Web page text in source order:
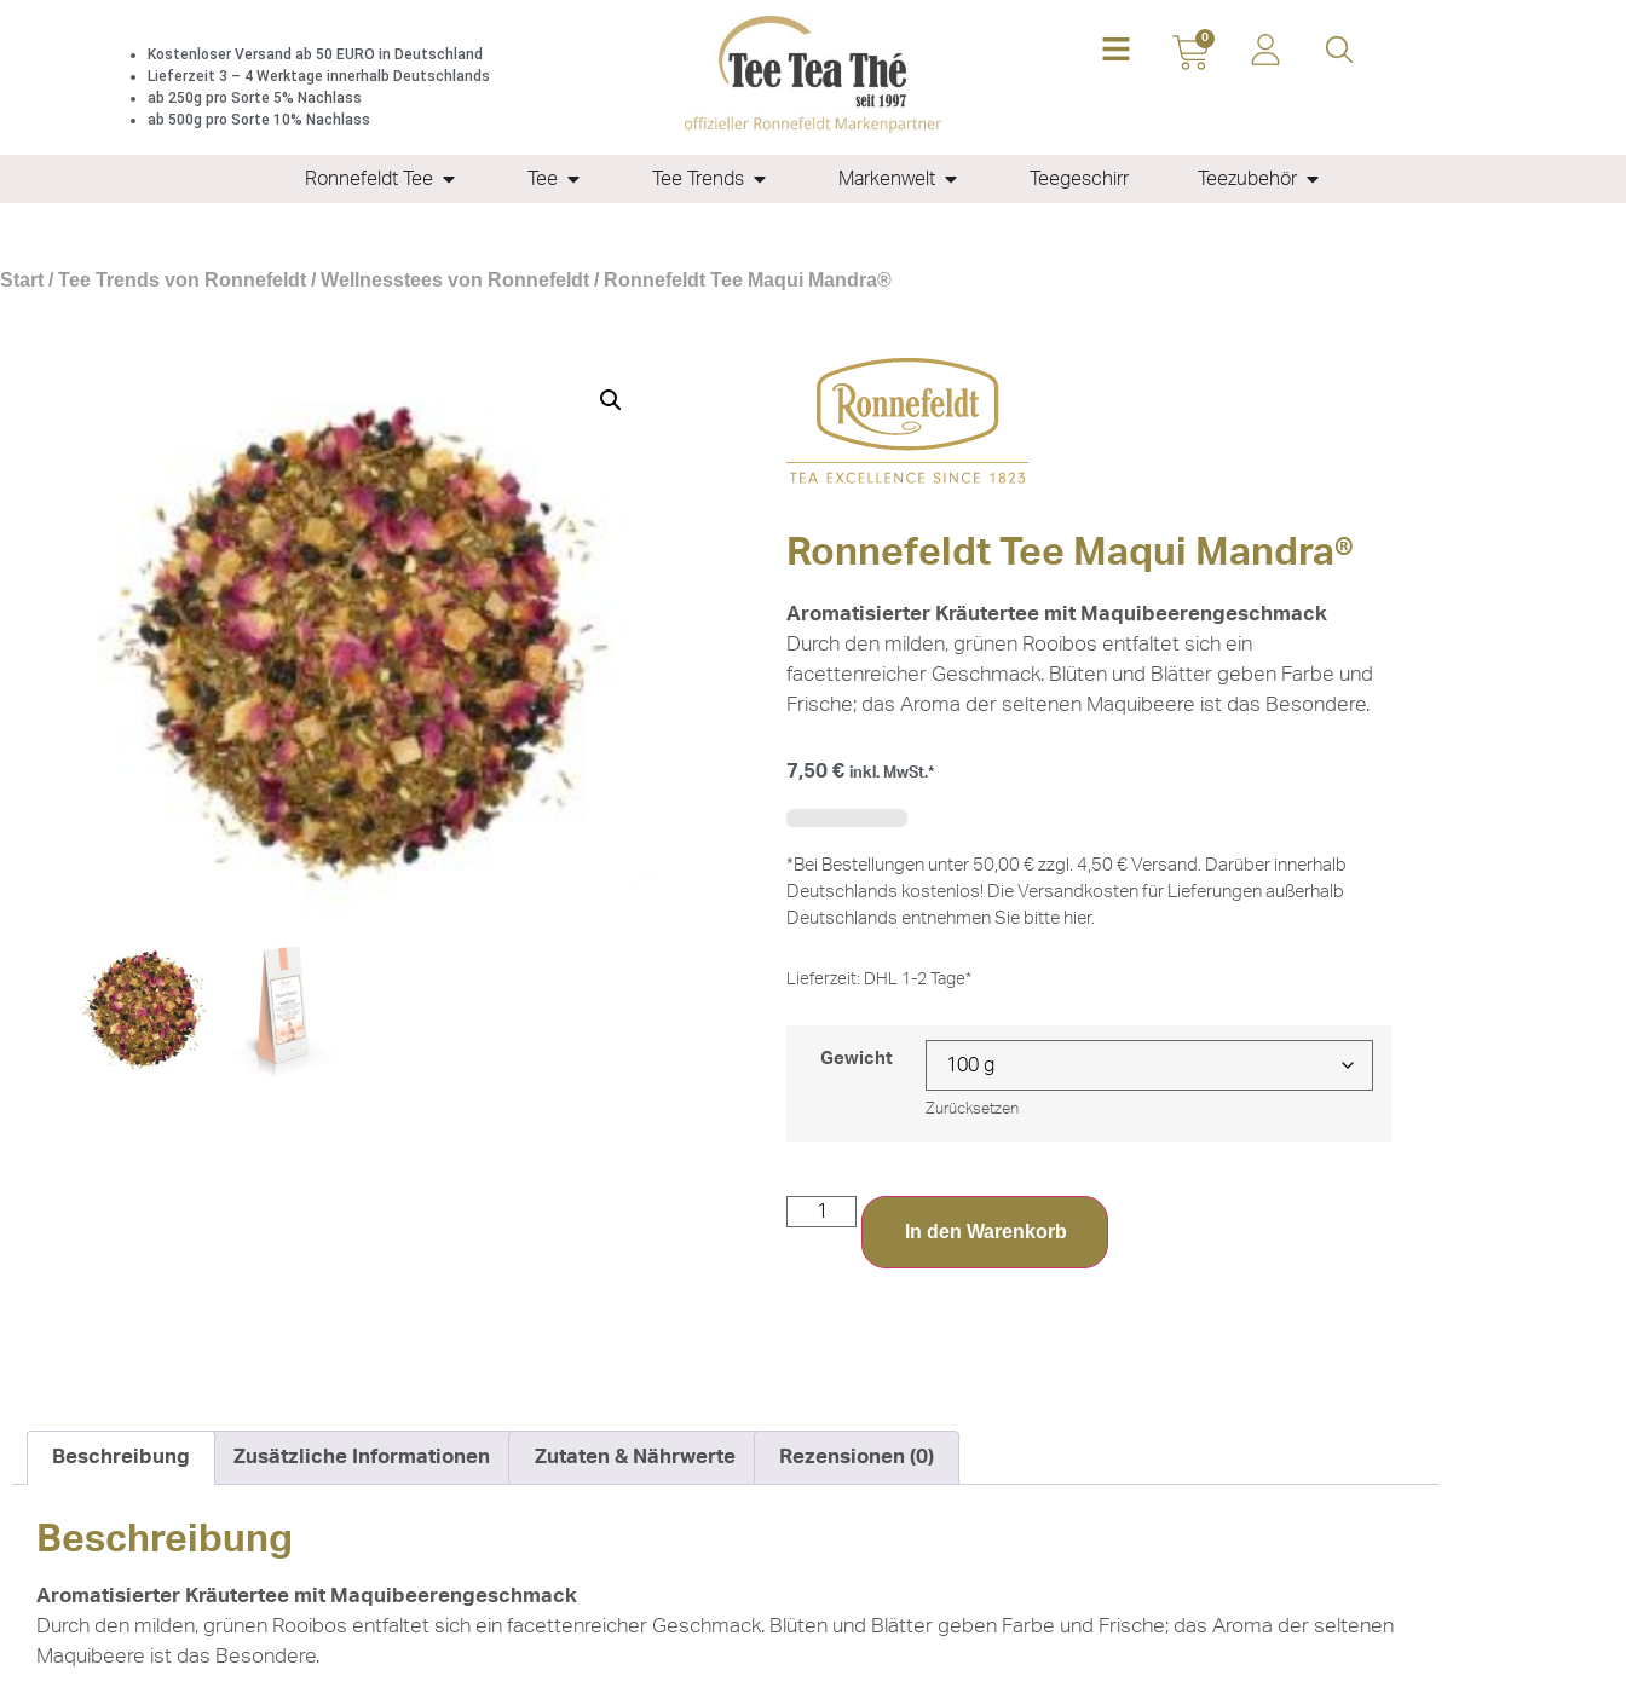
Kostenloser Versand ab 50 EURO in Deutschland
Lieferzeit 3 – 4 Werktage innerhalb Deutschlands
ab 250g pro Sorte 5% Nachlass
ab 500g pro Sorte 10% Nachlass
0
Ronnefeldt Tee Tee Tee Trends Markenwelt Teegeschirr Teezubehör
Start / Tee Trends von Ronnefeldt / Wellnesstees von Ronnefeldt / Ronnefeldt Tee Maqui Mandra®
Ronnefeldt Tee Maqui Mandra®
Aromatisierter Kräutertee mit Maquibeerengeschmack
Durch den milden, grünen Rooibos entfaltet sich ein
facettenreicher Geschmack. Blüten und Blätter geben Farbe und
Frische; das Aroma der seltenen Maquibeere ist das Besondere.
7,50 € inkl. MwSt.*
*Bei Bestellungen unter 50,00 € zzgl. 4,50 € Versand. Darüber innerhalb
Deutschlands kostenlos! Die Versandkosten für Lieferungen außerhalb
Deutschlands entnehmen Sie bitte hier.
Lieferzeit: DHL 1-2 Tage*
Gewicht
Zurücksetzen
In den Warenkorb
Beschreibung Zusätzliche Informationen Zutaten & Nährwerte Rezensionen (0)
Beschreibung
Aromatisierter Kräutertee mit Maquibeerengeschmack
Durch den milden, grünen Rooibos entfaltet sich ein facettenreicher Geschmack. Blüten und Blätter geben Farbe und Frische; das Aroma der seltenen
Maquibeere ist das Besondere.